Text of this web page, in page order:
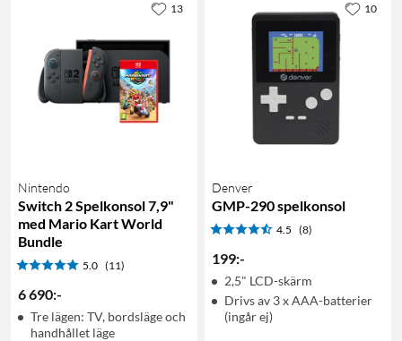
Nintendo
Switch 2 Spelkonsol 7,9"
med Mario Kart World
Bundle
5.0 (11)
6 690:-
Tre lägen: TV, bordsläge och
handhållet läge
13
Denver
GMP-290 spelkonsol
4.5 (8)
199:-
2,5" LCD-skärm
Drivs av 3 x AAA-batterier
(ingår ej)
10